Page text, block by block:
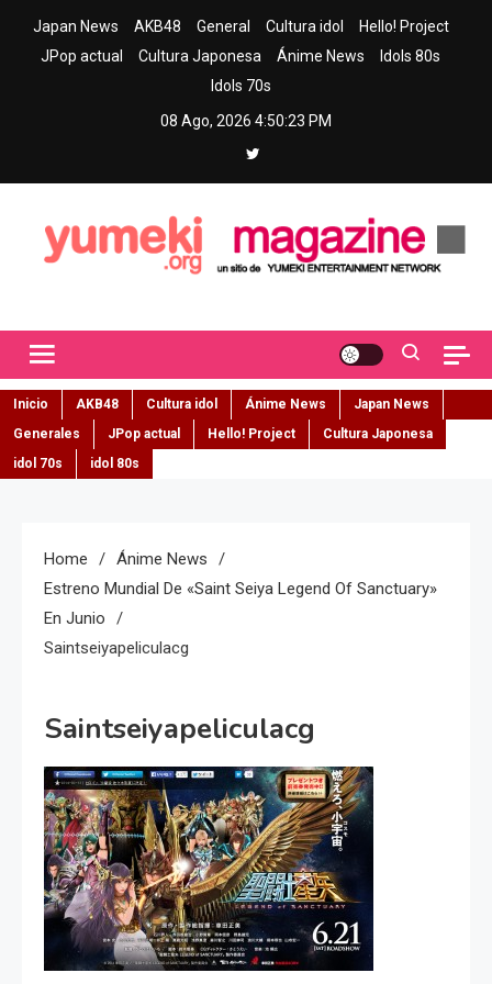
Japan News AKB48 General Cultura idol
Hello! Project
JPop actual
Cultura Japonesa Ánime News
Idols 80s
Idols 70s
08 Ago, 2026 4:50:24 PM
Inicio AKB48 Cultura idol Ánime News
Japan News
Generales
JPop actual Hello! Project
Cultura Japonesa
idol 70s
idol 80s
Home
Ánime News
Estreno Mundial De «Saint Seiya Legend Of Sanctuary»
En Junio
Saintseiyapeliculacg
Saintseiyapeliculacg